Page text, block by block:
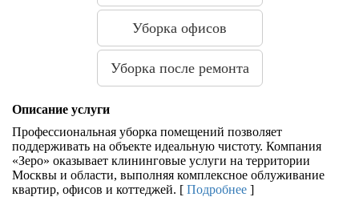
Уборка офисов
Уборка после ремонта
Описание услуги
Профессиональная уборка помещений позволяет
поддерживать на объекте идеальную чистоту. Компания
«Зеро» оказывает клининговые услуги на территории
Москвы и области, выполняя комплексное облуживание
квартир, офисов и коттеджей. [ Подробнее ]